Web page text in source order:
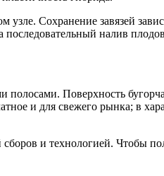
Сохранение завязей
последовательный налив
Поверхность
и для свежего рынка; в
и технологией. Чтобы